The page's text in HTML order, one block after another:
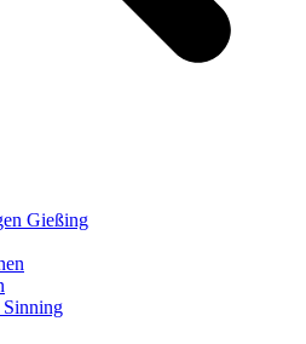
Gießing